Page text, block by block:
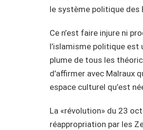
le système politique
Ce n’est faire injure ni
l’islamisme politique
plume de tous les
d’affirmer avec Malraux
espace culturel qu’est
La «révolution» du 23
réappropriation par les